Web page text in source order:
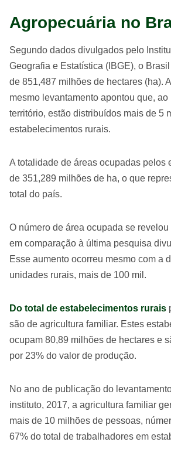
Agropecuária no
Segundo dados divulgados pelo
Geografia e Estatística (IBGE), o
de 851,487 milhões de hectares (ha).
mesmo levantamento apontou que,
território, estão distribuídos mais de 5
estabelecimentos rurais.
A totalidade de áreas ocupadas pelos
de 351,289 milhões de ha, o que
total do país.
O número de área ocupada se
em comparação à última pesquisa
Esse aumento ocorreu mesmo com a
unidades rurais, mais de 100 mil.
Do total de estabelecimentos rurais
são de agricultura familiar. Estes
ocupam 80,89 milhões de hectares e
por 23% do valor de produção.
No ano de publicação do
instituto, 2017, a agricultura familiar
mais de 10 milhões de pessoas,
67% do total de trabalhadores em